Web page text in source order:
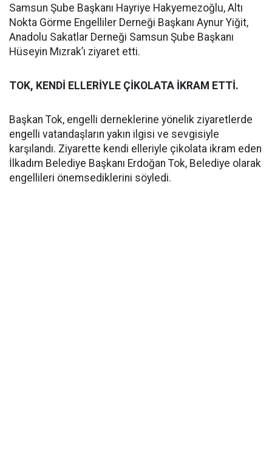
Samsun Şube Başkanı Hayriye Hakyemezoğlu, Altı
Nokta Görme Engelliler Derneği Başkanı Aynur Yiğit,
Anadolu Sakatlar Derneği Samsun Şube Başkanı
Hüseyin Mızrak’ı ziyaret etti.
TOK, KENDİ ELLERİYLE ÇİKOLATA İKRAM ETTİ.
Başkan Tok, engelli derneklerine yönelik ziyaretlerde
engelli vatandaşların yakın ilgisi ve sevgisiyle
karşılandı. Ziyarette kendi elleriyle çikolata ikram eden
İlkadım Belediye Başkanı Erdoğan Tok, Belediye olarak
engellileri önemsediklerini söyledi.